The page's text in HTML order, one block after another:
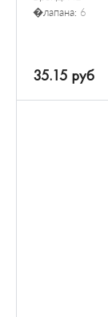
�лапана: 6
35.15 руб